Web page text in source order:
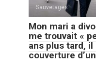
Sauvetages
Mon mari a
me trouvait «
ans plus tard, il
couverture